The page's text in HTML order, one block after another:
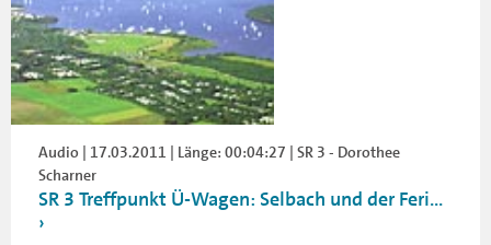
Audio | 17.03.2011 | Länge: 00:04:27 | SR 3 - Dorothee
Scharner
SR 3 Treffpunkt Ü-Wagen: Selbach und der Feri...